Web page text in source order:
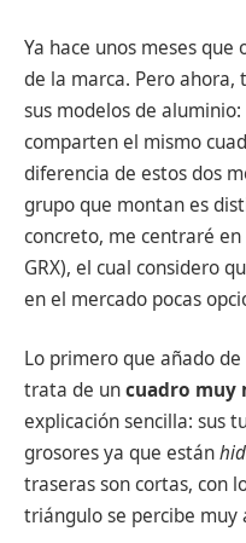
Ya hace unos meses que
de la marca. Pero ahora,
sus modelos de aluminio:
comparten el mismo
diferencia de estos dos
grupo que montan es
concreto, me centraré
GRX), el cual considero
en el mercado pocas
Lo primero que añado de
trata de uncuadro muy
explicación sencilla: sus
grosores ya que están
traseras son cortas, con
triángulo se percibe muy